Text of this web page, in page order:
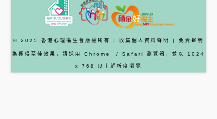
© 2025 香港心理衞生會版權所有 | 收集個人資料聲明 | 免責聲明
為獲得至佳效果，請採用 Chrome / Safari 瀏覽器 ，並以 1024
x 768 以上解析度瀏覽